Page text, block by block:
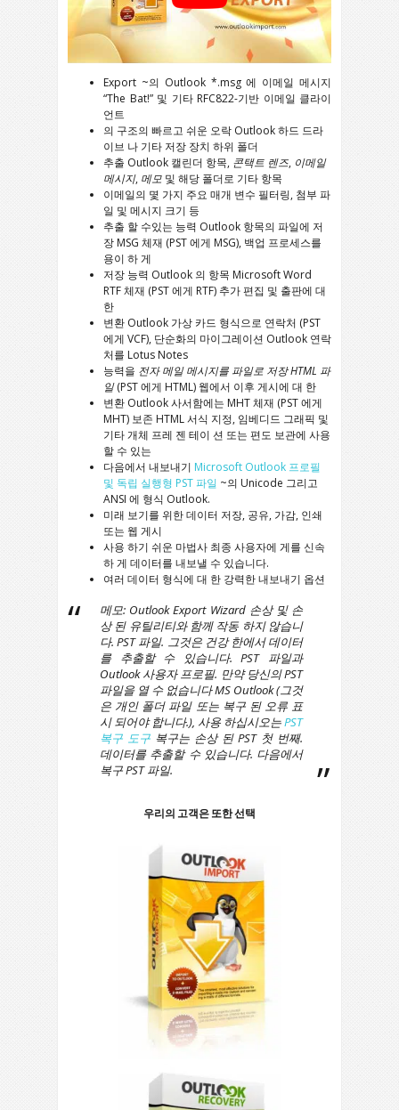
Export ~의 Outlook *.msg에 이메일 메시지
“The Bat!” 및 기타 RFC822-기반 이메일 클라이
언트
의 구조의 빠르고 쉬운 오락 Outlook하드 드라
이브 나 기타 저장 장치 하위 폴더
추출 Outlook 캘린더 항목, 콘택트 렌즈, 이메일
메시지, 메모 및 해당 폴더로 기타 항목
이메일의 몇 가지 주요 매개 변수 필터링, 첨부 파
일 및 메시지 크기 등
추출 할 수있는 능력 Outlook 항목의 파일에 저
장 MSG 체재 (PST에게 MSG), 백업 프로세스를
용이 하 게
저장 능력 Outlook 의 항목 Microsoft Word
RTF체재 (PST에게 RTF) 추가 편집 및 출판에 대
한
변환 Outlook 가상 카드 형식으로 연락처 (PST
에게 VCF), 단순화의 마이그레이션 Outlook 연락
처를 Lotus Notes
능력을 전자 메일 메시지를 파일로 저장HTML 파
일(PST에게 HTML) 웹에서 이후 게시에 대 한
변환 Outlook사서함에는 MHT체재 (PST에게
MHT) 보존 HTML서식 지정, 임베디드 그래픽 및
기타 개체 프레 젠 테이 션 또는 편도 보관에 사용
할 수 있는
다음에서 내보내기 Microsoft Outlook 프로필
및 독립 실행형 PST파일 ~의 Unicode 그리고
ANSI 에 형식 Outlook.
미래 보기를 위한 데이터 저장, 공유, 가감, 인쇄
또는 웹 게시
사용 하기 쉬운 마법사 최종 사용자에 게를 신속
하 게 데이터를 내보낼 수 있습니다.
여러 데이터 형식에 대 한 강력한 내보내기 옵션
메모: Outlook Export Wizard손상 및 손
상 된 유틸리티와 함께 작동 하지 않습니
다.PST파일. 그것은 건강 한에서 데이터
를 추출할 수 있습니다.PST파일과
Outlook사용자 프로필. 만약 당신의PST
파일을 열 수 없습니다MS Outlook(그것
은 개인 폴더 파일 또는 복구 된 오류 표
시 되어야 합니다.), 사용 하십시오는PST
복구 도구 복구는 손상 된 PST첫 번째.
데이터를 추출할 수 있습니다. 다음에서
복구PST파일.
우리의 고객은 또한 선택